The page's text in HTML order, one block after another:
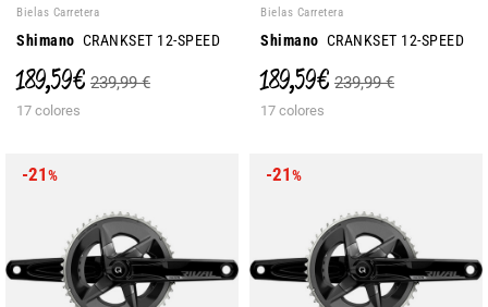
Bielas Carretera
Shimano CRANKSET 12-SPEED
189,59 € 239,99 €
17 colores
Bielas Carretera
Shimano CRANKSET 12-SPEED
189,59 € 239,99 €
17 colores
-21% -21%